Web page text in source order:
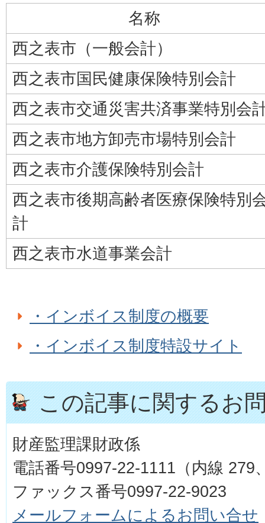
名称
西之表市（一般会計）
西之表市国民健康保険特別会計
西之表市交通災害共済事業特別会
西之表市地方卸売市場特別会計
西之表市介護保険特別会計
西之表市後期高齢者医療保険特別
計
西之表市水道事業会計
・インボイス制度の概要
・インボイス制度特設サイト
この記事に関するお
財産監理課財政係
電話番号0997-22-1111（内線 279
ファックス番号0997-22-9023
メールフォームによるお問い合せ